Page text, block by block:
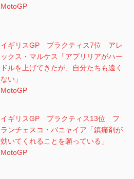
MotoGP
イギリスGP プラクティス7位 アレ
ックス・マルケス「アプリリアがハー
ドルを上げてきたが、自分たちも遠く
ない」
MotoGP
イギリスGP プラクティス13位 フ
ランチェスコ・バニャイア「鎮痛剤が
効いてくれることを願っている」
MotoGP